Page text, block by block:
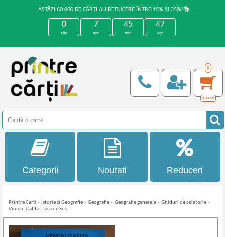
ASTĂZI 60.000 DE CĂRȚI AU REDUCERE ÎNTRE 15% ȘI 35%!📚
0
zile
7
ore
45
min
47
sec
0
0,00 Lei
Categorii Noutati Reduceri
Printre Carti » Istorie si Geografie »Geografie »Geografie generala »Ghiduri de calatorie »
Viniciu Gafita - Tara de Sus